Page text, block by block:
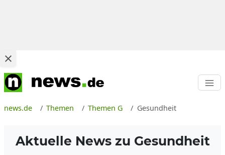
news.de Themen Themen G Gesundheit
Aktuelle News zu Gesundheit